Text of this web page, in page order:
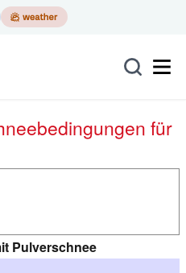
Pulverschnee